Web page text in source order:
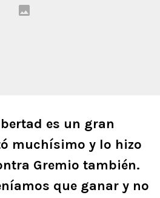
es un gran
muchísimo y lo hizo
Gremio también.
que ganar y no